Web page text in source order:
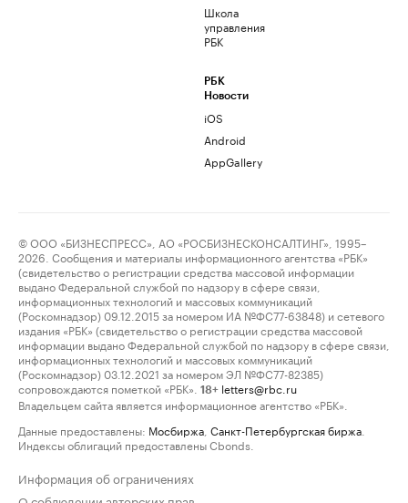
Школа
управления
РБК
РБК
Новости
iOS
Android
AppGallery
© ООО «БИЗНЕСПРЕСС», АО «РОСБИЗНЕСКОНСАЛТИНГ», 1995–
2026. Сообщения и материалы информационного агентства «РБК»
(свидетельство о регистрации средства массовой информации
выдано Федеральной службой по надзору в сфере связи,
информационных технологий и массовых коммуникаций
(Роскомнадзор) 09.12.2015 за номером ИА №ФС77-63848) и сетевого
издания «РБК» (свидетельство о регистрации средства массовой
информации выдано Федеральной службой по надзору в сфере связи,
информационных технологий и массовых коммуникаций
(Роскомнадзор) 03.12.2021 за номером ЭЛ №ФС77-82385)
сопровождаются пометкой «РБК».
18+ letters@rbc.ru
Владельцем сайта является информационное агентство «РБК».
Данные предоставлены: Мосбиржа Санкт-Петербургская биржа
Индексы облигаций предоставлены Cbonds.
Информация об ограничениях